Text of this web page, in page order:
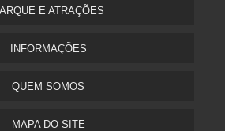
E ATRAÇÕES
INFORMAÇÕES
QUEM SOMOS
MAPA DO SITE